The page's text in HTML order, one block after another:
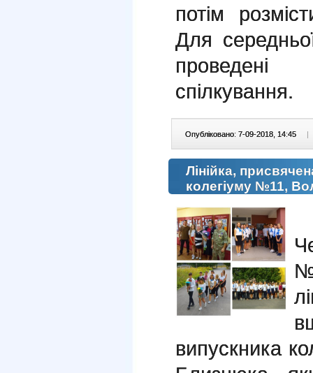
потім
Для
спілкування.
Опубліковано: 7-09-2018, 14:45 |
Лінійка,
колегіуму №11,
випускника